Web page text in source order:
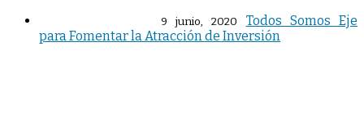
9 junio, 2020
Todos Somos Eje
para Fomentar la Atracción de Inversión